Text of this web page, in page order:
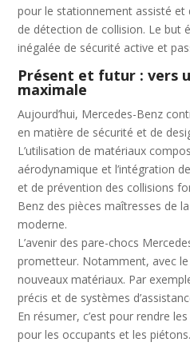
pour le stationnement assisté et
de détection de collision. Le but
inégalée de sécurité active et
Présent et futur : vers
maximale
Aujourd’hui, Mercedes-Benz
en matière de sécurité et de
L’utilisation de matériaux
aérodynamique et l’intégration
et de prévention des collisions
Benz des pièces maîtresses de
moderne.
L’avenir des pare-chocs
prometteur. Notamment, avec
nouveaux matériaux. Par
précis et de systèmes
En résumer, c’est pour rendre
pour les occupants et les piétons.